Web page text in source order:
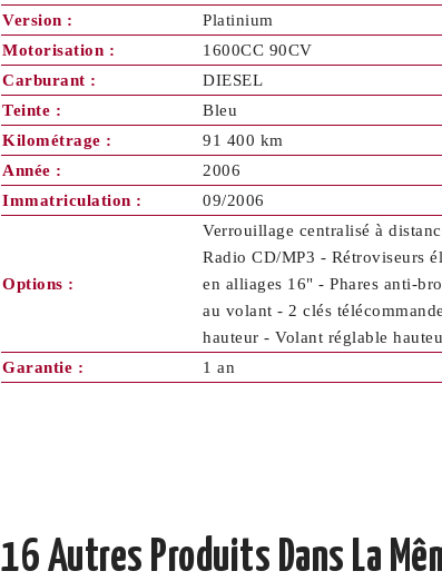
Version :
Platinium
Motorisation :
1600CC 90CV
Carburant :
DIESEL
Teinte :
Bleu
Kilométrage :
91 400 km
Année :
2006
Immatriculation :
09/2006
Options :
Verrouillage centralisé à
Radio CD/MP3 - Rétroviseurs
en alliages 16" - Phares anti-
au volant - 2 clés
hauteur - Volant réglable
Garantie :
1 an
16 Autres Produits Dans La